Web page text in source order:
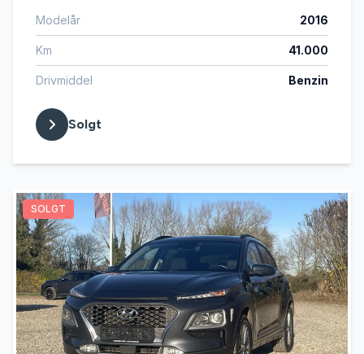
Modelår 2016
Km 41.000
Drivmiddel Benzin
Solgt
SOLGT